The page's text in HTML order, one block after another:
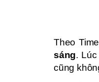
Theo
sáng.
cũng